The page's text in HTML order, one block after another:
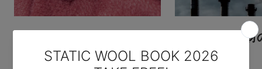
リサイクル素
要性